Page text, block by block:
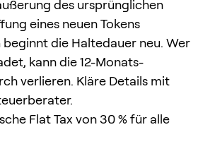
des ursprünglichen
eines neuen Tokens
die Haltedauer neu. Wer
kann die 12-Monats-
verlieren. Kläre Details mit
Flat Tax von 30 % für alle